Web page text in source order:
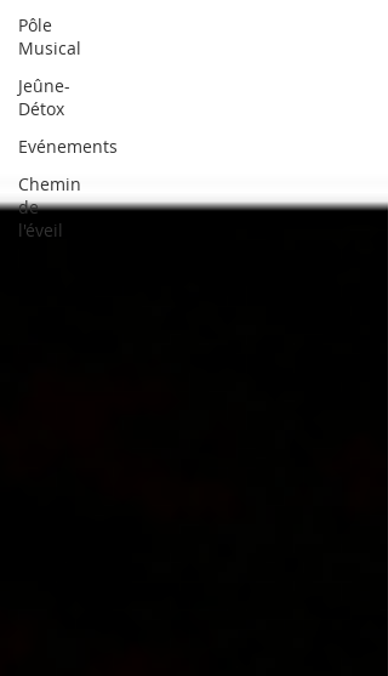
Pôle
Musical
Jeûne-
Détox
Evénements
Chemin
de
l'éveil